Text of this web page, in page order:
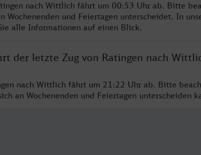
nach Wittlich fährt um 00:53 Uhr ab. Bitte
Wochenenden und Feiertagen unterscheidet. In
alle Informationen auf einen Blick.
der letzte Zug von Ratingen nach
nach Wittlich fährt um 21:22 Uhr ab. Bitte
an Wochenenden und Feiertagen unterscheiden